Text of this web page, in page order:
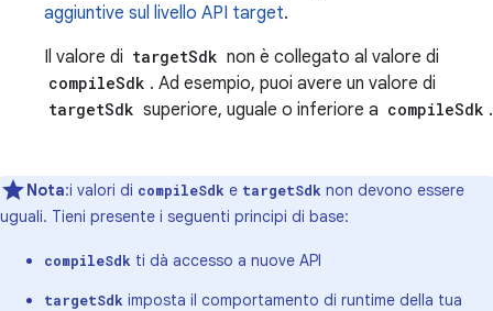
aggiuntive sul livello API target.
Il valore di targetSdk non è collegato al valore di
compileSdk . Ad esempio, puoi avere un valore di
targetSdk superiore, uguale o inferiore a compileSdk .
Nota:i valori di compileSdk e targetSdk non devono essere
uguali. Tieni presente i seguenti principi di base:
compileSdk ti dà accesso a nuove API
targetSdk imposta il comportamento di runtime della tua